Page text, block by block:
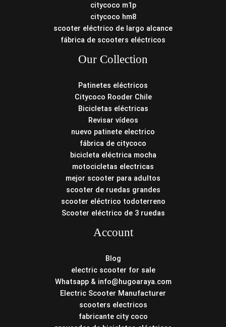
citycoco m1p
citycoco hm8
scooter eléctrico de largo alcance
fábrica de scooters eléctricos
Our Collection
Patinetes eléctricos
Citycoco Rooder Chile
Bicicletas eléctricas
Revisar vídeos
nuevo patinete electrico
fábrica de citycoco
bicicleta eléctrica mocha
motocicletas electricas
mejor scooter para adultos
scooter de ruedas grandes
scooter eléctrico todoterreno
Scooter eléctrico de 3 ruedas
Account
Blog
electric scooter for sale
Whatsapp & info@hugoaraya.com
Electric Scooter Manufacturer
scooters electricos
fabricante city coco